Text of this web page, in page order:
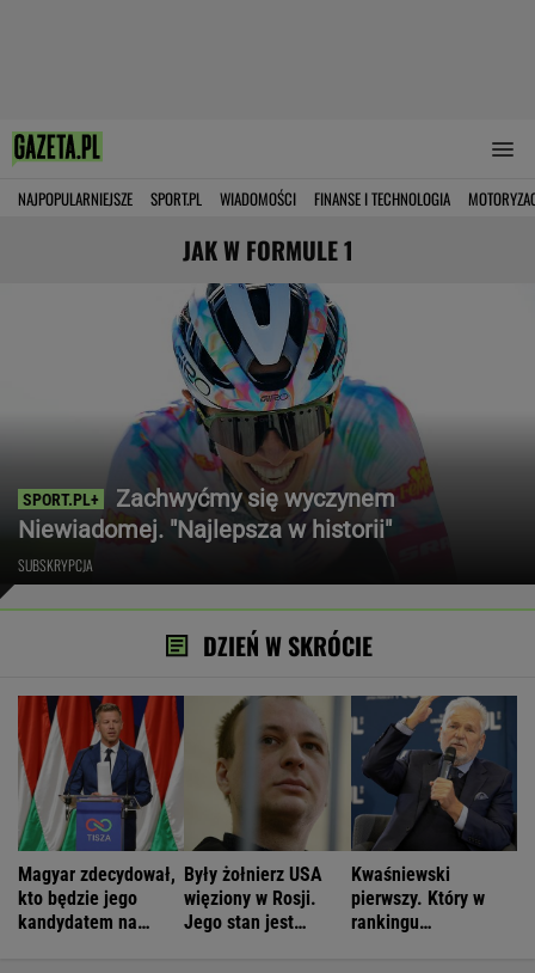
NAJPOPULARNIEJSZE SPORT.PL WIADOMOŚCI FINANSE I TECHNOLOGIA
JAK W FORMULE 1
Zachwyćmy się wyczynem
Niewiadomej. "Najlepsza w historii"
SUBSKRYPCJA
DZIEŃ W SKRÓCIE
Magyar zdecydował,
kto będzie jego
kandydatem na
Były żołnierz USA
więziony w Rosji.
Jego stan jest
Kwaśniewski
pierwszy. Który w
rankingu